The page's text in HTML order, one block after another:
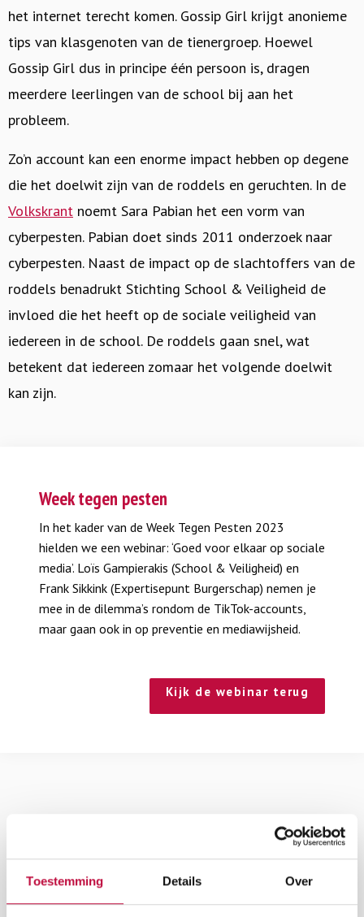
Toestemming Details Over
het internet terecht komen. Gossip Girl krijgt anonieme
tips van klasgenoten van de tienergroep. Hoewel
Gossip Girl dus in principe één persoon is, dragen
meerdere leerlingen van de school bij aan het
probleem.
Zo’n account kan een enorme impact hebben op degene
die het doelwit zijn van de roddels en geruchten. In de
Volkskrant noemt Sara Pabian het een vorm van
cyberpesten. Pabian doet sinds 2011 onderzoek naar
cyberpesten. Naast de impact op de slachtoffers van de
roddels benadrukt Stichting School & Veiligheid de
invloed die het heeft op de sociale veiligheid van
iedereen in de school. De roddels gaan snel, wat
betekent dat iedereen zomaar het volgende doelwit
kan zijn.
Week tegen pesten
In het kader van de Week Tegen Pesten 2023
hielden we een webinar: ‘Goed voor elkaar op sociale
media’. Loïs Gampierakis (School & Veiligheid) en
Frank Sikkink (Expertisepunt Burgerschap) nemen je
mee in de dilemma’s rondom de TikTok-accounts,
maar gaan ook in op preventie en mediawijsheid.
Kijk de webinar terug
Wat kun je doen als er een dergelijk account van
jouw school verschijnt?
De roddels op de accounts kunnen
erg variëren in aard,